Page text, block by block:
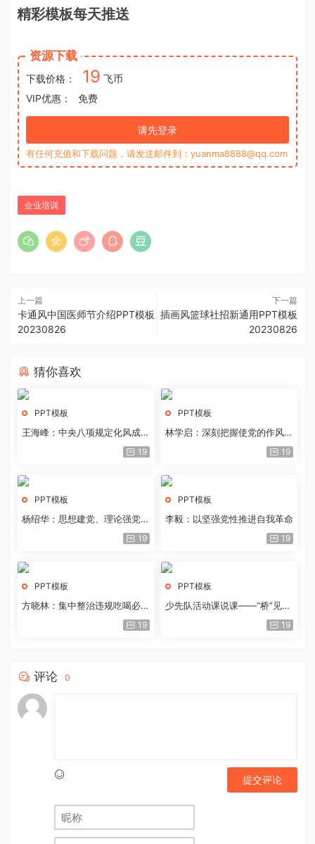
精彩模板每天推送
资源下载
下载价格： 19 飞币
VIP优惠：
免费
请先登录
有任何充值和下载问题，请发送邮件到：yuanma8888@qq.com
企业培训
上一篇
卡通风中国医师节介绍PPT模板
20230826
下一篇
插画风篮球社招新通用PPT模板
20230826
猜你喜欢
PPT模板
王海峰：中央八项规定化风成俗
19
PPT模板
林学启：深刻把握使党的作风全
19
PPT模板
杨绍华：思想建党、理论强党的
19
PPT模板
李毅：以坚强党性推进自我革命
19
PPT模板
方晓林：集中整治违规吃喝必须
19
PPT模板
少先队活动课说课——“桥”见中
19
评论 0
提交评论